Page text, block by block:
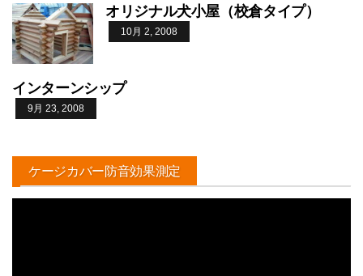
オリジナル犬小屋（校倉タイプ）
10月 2, 2008
インターンシップ
9月 23, 2008
ケージカバー防音効果測定